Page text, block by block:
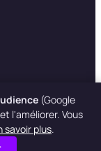
e-l.fr
(Google
l'améliorer. Vous
savoir plus.